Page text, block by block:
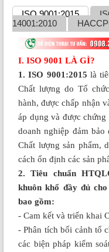
ISO 9001:2015
14001:2010
I. ISO 9001 LÀ GÌ?
1. ISO 9001:2015 là
Chất lượng do Tổ
hành, được chấp nhận
áp dụng và được
doanh nghiệp đảm
Chất lượng sản phẩm,
cách ổn định các sản
2. Tiêu chuẩn
khuôn khổ đầy đủ
bao gồm:
- Cam kết và triển khai
- Phân tích bối cảnh tổ
các biện pháp kiểm